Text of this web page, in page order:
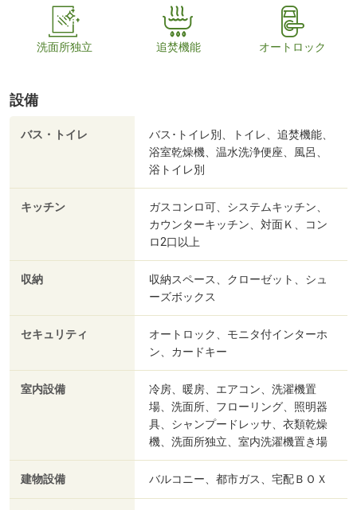
洗面所独立 追焚機能 オートロック
設備
バス・トイレ
バス･トイレ別、トイレ、追焚機能、
浴室乾燥機、温水洗浄便座、風呂、
浴トイレ別
キッチン
ガスコンロ可、システムキッチン、
カウンターキッチン、対面Ｋ、コン
ロ2口以上
収納
収納スペース、クローゼット、シュ
ーズボックス
セキュリティ
オートロック、モニタ付インターホ
ン、カードキー
室内設備
冷房、暖房、エアコン、洗濯機置
場、洗面所、フローリング、照明器
具、シャンプードレッサ、衣類乾燥
機、洗面所独立、室内洗濯機置き場
建物設備 バルコニー、都市ガス、宅配ＢＯＸ